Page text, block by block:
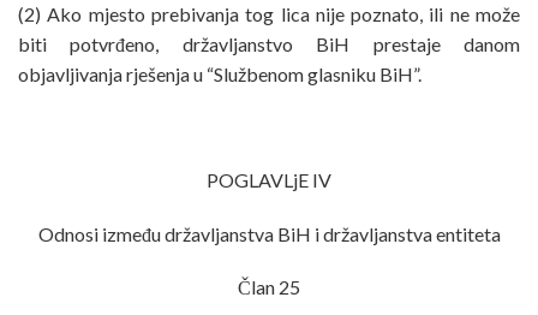
(2) Ako mjesto prebivanja tog lica nije poznato, ili ne može
biti potvrđeno, državljanstvo BiH prestaje danom
objavljivanja rješenja u “Službenom glasniku BiH”.
POGLAVLjE IV
Odnosi između državljanstva BiH i državljanstva entiteta
Član 25